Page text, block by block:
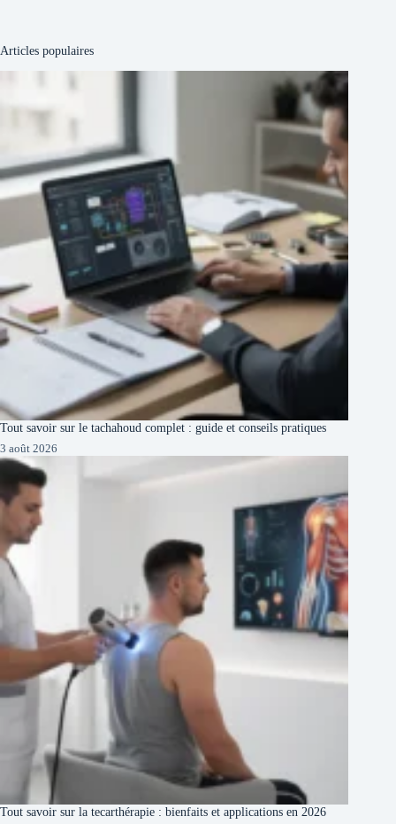
Articles populaires
Tout savoir sur le tachahoud complet : guide et conseils pratiques
3 août 2026
Tout savoir sur la tecarthérapie : bienfaits et applications en 2026